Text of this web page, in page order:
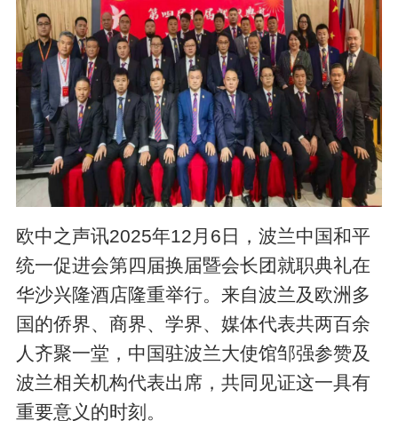
欧中之声讯2025年12月6日，波兰中国和平
统一促进会第四届换届暨会长团就职典礼在
华沙兴隆酒店隆重举行。来自波兰及欧洲多
国的侨界、商界、学界、媒体代表共两百余
人齐聚一堂，中国驻波兰大使馆邹强参赞及
波兰相关机构代表出席，共同见证这一具有
重要意义的时刻。